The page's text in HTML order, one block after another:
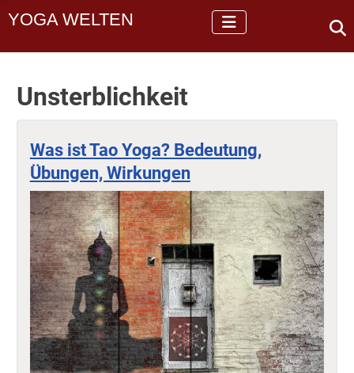
YOGA WELTEN
Unsterblichkeit
Was ist Tao Yoga? Bedeutung,
Übungen, Wirkungen